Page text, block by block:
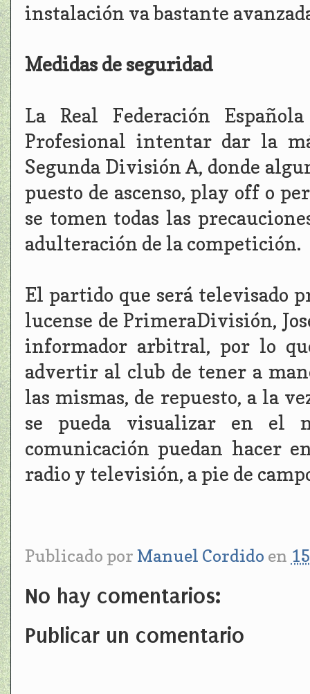
instalación va bastante
Medidas de seguridad
La Real Federación
Profesional intentar dar la
Segunda División A, donde
puesto de ascenso, play off o
se tomen todas las
adulteración de la competición.
El partido que será televisado
lucense de PrimeraDivisión,
informador arbitral, por lo
advertir al club de tener a
las mismas, de repuesto, a la
se pueda visualizar en el
comunicación puedan hacer
radio y televisión, a pie de
Publicado por Manuel Cordido en
No hay comentarios:
Publicar un comentario